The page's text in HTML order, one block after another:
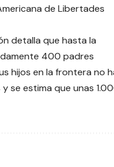
de Libertades
detalla que hasta la
400 padres
hijos en la frontera no
se estima que unas